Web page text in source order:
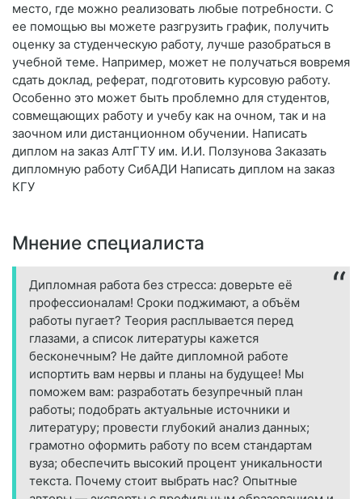
место, где можно реализовать любые потребности. С
ее помощью вы можете разгрузить график, получить
оценку за студенческую работу, лучше разобраться в
учебной теме. Например, может не получаться вовремя
сдать доклад, реферат, подготовить курсовую работу.
Особенно это может быть проблемно для студентов,
совмещающих работу и учебу как на очном, так и на
заочном или дистанционном обучении. Написать
диплом на заказ АлтГТУ им. И.И. Ползунова Заказать
дипломную работу СибАДИ Написать диплом на заказ
КГУ
Мнение специалиста
Дипломная работа без стресса: доверьте её
профессионалам! Сроки поджимают, а объём
работы пугает? Теория расплывается перед
глазами, а список литературы кажется
бесконечным? Не дайте дипломной работе
испортить вам нервы и планы на будущее! Мы
поможем вам: разработать безупречный план
работы; подобрать актуальные источники и
литературу; провести глубокий анализ данных;
грамотно оформить работу по всем стандартам
вуза; обеспечить высокий процент уникальности
текста. Почему стоит выбрать нас? Опытные